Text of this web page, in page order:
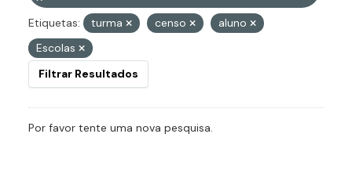
Etiquetas: turma censo
aluno
Escolas
Filtrar Resultados
Por favor tente uma nova pesquisa.